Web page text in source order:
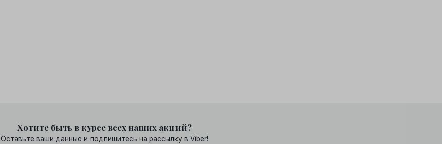
Хотите быть в курсе всех наших акций?
Оставьте ваши данные и подпишитесь на рассылку в Viber!